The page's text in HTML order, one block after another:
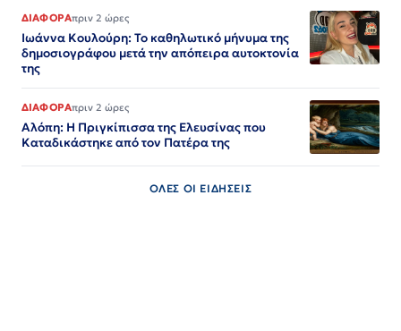
ΔΙΑΦΟΡΑπριν 2 ώρες
Ιωάννα Κουλούρη: Το καθηλωτικό μήνυμα της
δημοσιογράφου μετά την απόπειρα αυτοκτονία
της
ΔΙΑΦΟΡΑπριν 2 ώρες
Αλόπη: Η Πριγκίπισσα της Ελευσίνας που
Καταδικάστηκε από τον Πατέρα της
ΟΛΕΣ ΟΙ ΕΙΔΗΣΕΙΣ